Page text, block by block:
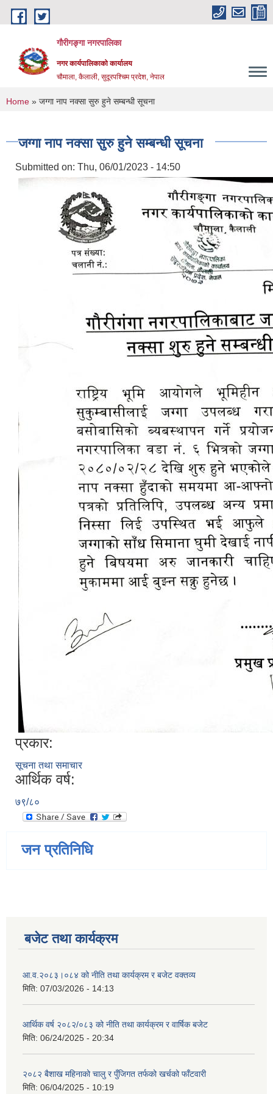
Skip to main content
गौरीगङ्गा नगरपालिका
नगर कार्यपालिकाको कार्यालय
चौमाला, कैलाली, सुदूरपश्चिम प्रदेश, नेपाल
You are here
Home » जग्गा नाप नक्सा सुरु हुने सम्बन्धी सूचना
जग्गा नाप नक्सा सुरु हुने सम्बन्धी सूचना
Submitted on: Thu, 06/01/2023 - 14:50
प्रकार:
सूचना तथा समाचार
आर्थिक वर्ष:
७९/८०
जन प्रतिनिधि
बजेट तथा कार्यक्रम
आ.व.२०८३।०८४ को नीति तथा कार्यक्रम र बजेट वक्तव्य
मिति: 07/03/2026 - 14:13
आर्थिक वर्ष २०८२/०८३ को नीति तथा कार्यक्रम र वार्षिक बजेट
मिति: 06/24/2025 - 20:34
२०८२ बैशाख महिनाको चालु र पुँजिगत तर्फको खर्चको फाँटवारी
मिति: 06/04/2025 - 10:19